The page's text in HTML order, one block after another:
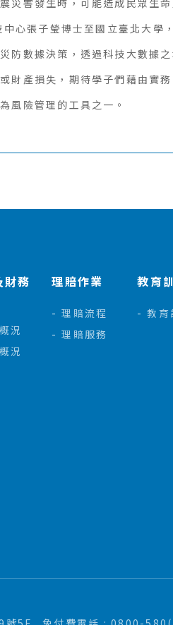
災害發生時，可能造成民眾生
心張子瑩博士至國立臺北大學
防數據決策，透過科技大數據
財產損失，期待學子們藉由實
風險管理的工具之一。
財務
況
況
理賠作業
理賠流程
理賠服務
教育
教育